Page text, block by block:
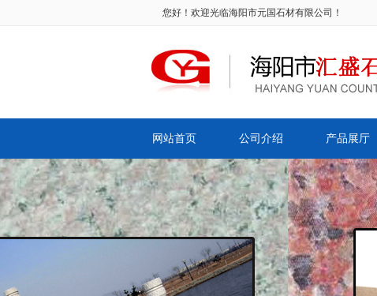
您好！欢迎光临海阳市元国石材有限公司！
网站首页 公司介绍 产品展厅